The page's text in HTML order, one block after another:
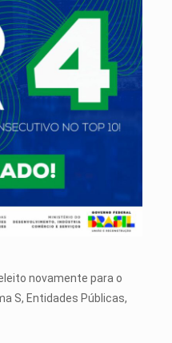
novamente para o
S, Entidades Públicas,